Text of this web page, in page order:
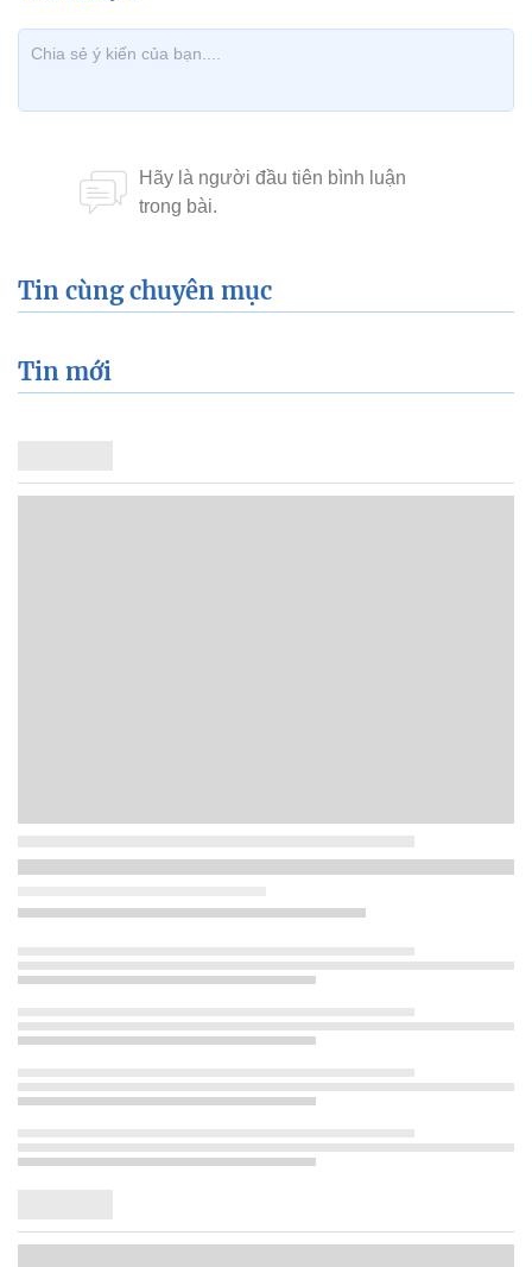
Tin cùng chuyên mục
Tin mới